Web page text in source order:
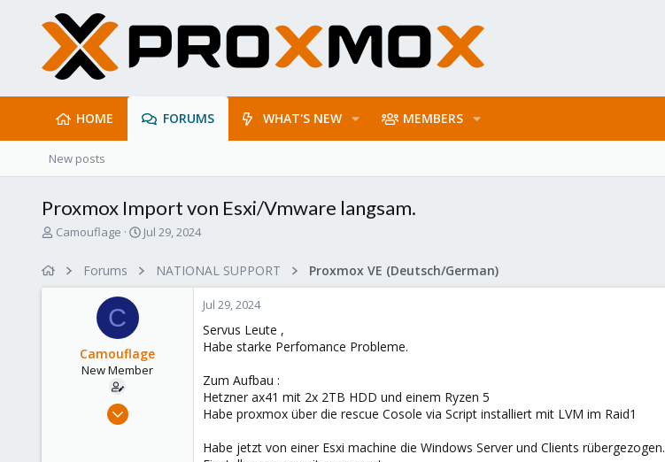
HOME FORUMS WHAT'S NEW MEMBERS
New posts
Proxmox Import von Esxi/Vmware langsam.
T
Camouflage
S
e
Jul 29, 2024
Forums NATIONAL SUPPORT Proxmox VE (Deutsch/German)
C
Camouflage
New Member
Jul 29, 2024
Jul 29, 2024
Servus Leute ,
Habe starke Perfomance Probleme.
Zum Aufbau :
Hetzner ax41 mit 2x 2TB HDD und einem Ryzen 5
Habe proxmox über die rescue Cosole via Script installiert mit LVM im Raid1
Habe jetzt von einer Esxi machine die Windows Server und Clients rübergezogen.